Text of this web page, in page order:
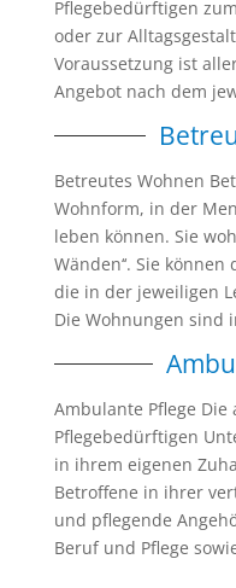
Pflegebedürftigen
oder zur
Voraussetzung ist
Angebot nach dem
Betreutes Wohnen
Wohnform, in der
leben können. Sie
Wänden‘‘. Sie
die in der jeweiligen
Die Wohnungen sind
Ambulante Pflege
Pflegebedürftigen
in ihrem eigenen
Betroffene in ihrer
und pflegende
Beruf und Pflege